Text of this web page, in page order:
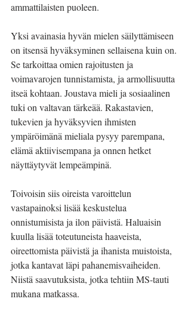
ammattilaisten puoleen.
Yksi avainasia hyvän mielen säilyttämiseen
on itsensä hyväksyminen sellaisena kuin on.
Se tarkoittaa omien rajoitusten ja
voimavarojen tunnistamista, ja armollisuutta
itseä kohtaan. Joustava mieli ja sosiaalinen
tuki on valtavan tärkeää. Rakastavien,
tukevien ja hyväksyvien ihmisten
ympäröimänä mieliala pysyy parempana,
elämä aktiivisempana ja onnen hetket
näyttäytyvät lempeämpinä.
Toivoisin siis oireista varoittelun
vastapainoksi lisää keskustelua
onnistumisista ja ilon päivistä. Haluaisin
kuulla lisää toteutuneista haaveista,
oireettomista päivistä ja ihanista muistoista,
jotka kantavat läpi pahanemisvaiheiden.
Niistä saavutuksista, jotka tehtiin MS-tauti
mukana matkassa.